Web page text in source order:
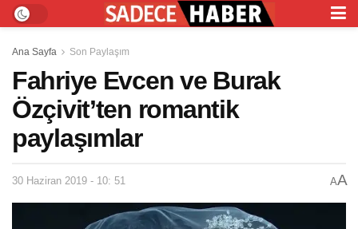
Ana Sayfa Son Paylaşım
Fahriye Evcen ve Burak
Özçivit’ten romantik
paylaşımlar
30 Haziran 2019 - 10: 51 AA